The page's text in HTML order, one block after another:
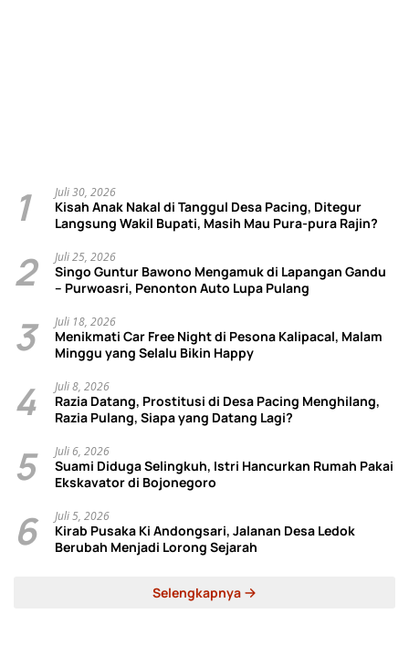
1 Juli 30, 2026
Kisah Anak Nakal di Tanggul Desa Pacing, Ditegur
Langsung Wakil Bupati, Masih Mau Pura-pura Rajin?
2 Juli 25, 2026
Singo Guntur Bawono Mengamuk di Lapangan Gandu
– Purwoasri, Penonton Auto Lupa Pulang
3 Juli 18, 2026
Menikmati Car Free Night di Pesona Kalipacal, Malam
Minggu yang Selalu Bikin Happy
4 Juli 8, 2026
Razia Datang, Prostitusi di Desa Pacing Menghilang,
Razia Pulang, Siapa yang Datang Lagi?
5 Juli 6, 2026
Suami Diduga Selingkuh, Istri Hancurkan Rumah Pakai
Ekskavator di Bojonegoro
6 Juli 5, 2026
Kirab Pusaka Ki Andongsari, Jalanan Desa Ledok
Berubah Menjadi Lorong Sejarah
Selengkapnya